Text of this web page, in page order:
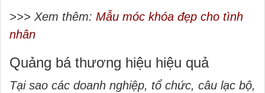
>>> Xem thêm: Mẫu móc khóa đẹp cho tình
nhân
Quảng bá thương hiệu hiệu quả
Tại sao các doanh nghiệp, tổ chức, câu lạc bộ,